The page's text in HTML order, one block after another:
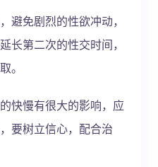
避免剧烈的性欲冲动，
长第二次的性交时间，
。
快慢有很大的影响，应
要树立信心，配合治